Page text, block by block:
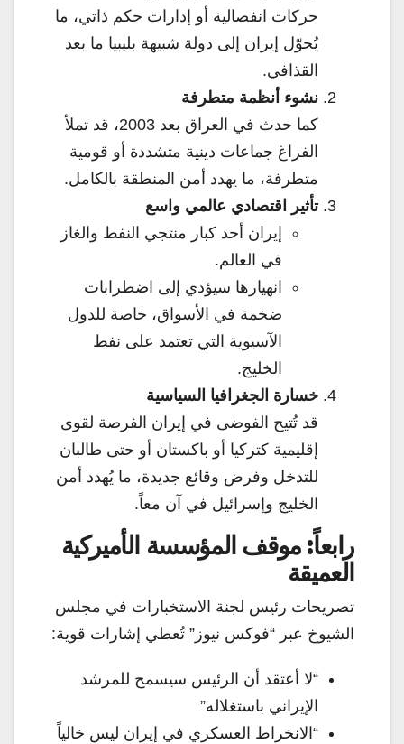
حركات انفصالية أو إدارات حكم ذاتي، ما
يُحوّل إيران إلى دولة شبيهة بليبيا ما بعد
القذافي.
نشوء أنظمة متطرفة
كما حدث في العراق بعد 2003، قد تملأ
الفراغ جماعات دينية متشددة أو قومية
متطرفة، ما يهدد أمن المنطقة بالكامل.
تأثير اقتصادي عالمي واسع
إيران أحد كبار منتجي النفط والغاز
في العالم.
انهيارها سيؤدي إلى اضطرابات
ضخمة في الأسواق، خاصة للدول
الآسيوية التي تعتمد على نفط
الخليج.
خسارة الجغرافيا السياسية
قد تُتيح الفوضى في إيران الفرصة لقوى
إقليمية كتركيا أو باكستان أو حتى طالبان
للتدخل وفرض وقائع جديدة، ما يُهدد أمن
الخليج وإسرائيل في آن معاً.
رابعاً: موقف المؤسسة الأميركية
العميقة
تصريحات رئيس لجنة الاستخبارات في مجلس
الشيوخ عبر “فوكس نيوز” تُعطي إشارات قوية:
“لا أعتقد أن الرئيس سيسمح للمرشد
الإيراني باستغلاله”
“الانخراط العسكري في إيران ليس خالياً